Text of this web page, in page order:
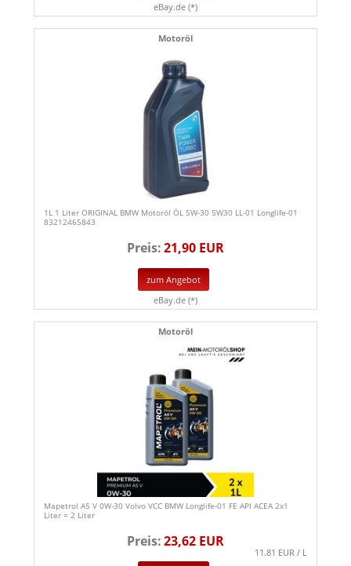
eBay.de (*)
Motoröl
1L 1 Liter ORIGINAL BMW Motoröl ÖL 5W-30 5W30 LL-01 Longlife-01
83212465843
Preis:21,90 EUR
zum Angebot
eBay.de (*)
Motoröl
Mapetrol A5 V 0W-30 Volvo VCC BMW Longlife-01 FE API ACEA 2x1
Liter = 2 Liter
Preis:23,62 EUR
11.81 EUR / L